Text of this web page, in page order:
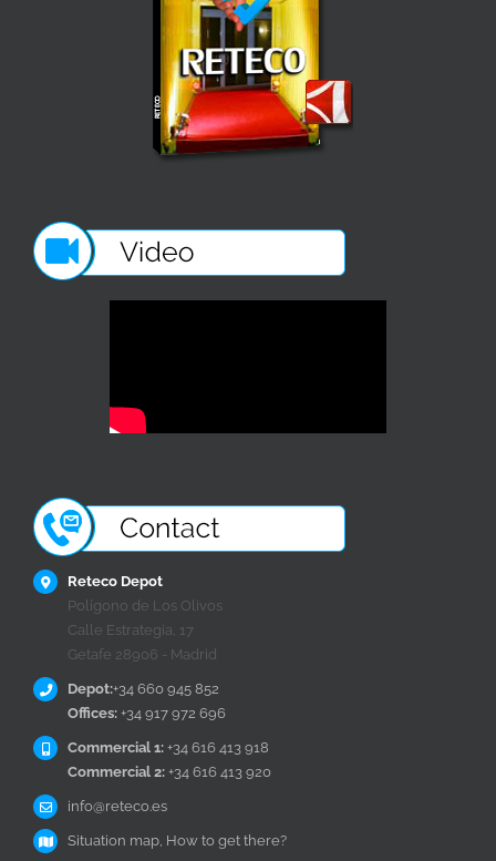
Reteco Depot
Polígono de Los Olivos
Calle Estrategia, 17
Getafe 28906 - Madrid
Depot:+34 660 945 852
Offices: +34 917 972 696
Commercial 1: +34 616 413 918
Commercial 2: +34 616 413 920
info@reteco.es
Situation map, How to get there?